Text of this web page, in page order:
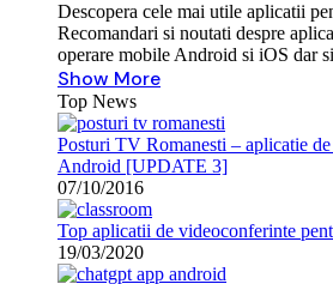
Descopera cele mai utile aplicatii
Recomandari si noutati despre
operare mobile Android si iOS dar
Show More
Top News
Posturi TV Romanesti – aplicatie
Android [UPDATE 3]
07/10/2016
Top aplicatii de videoconferinte
19/03/2020